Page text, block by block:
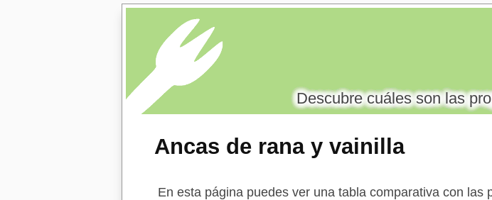
Ancas de rana y vainilla
Descubre cuáles son las
En esta página puedes ver una tabla comparativa con